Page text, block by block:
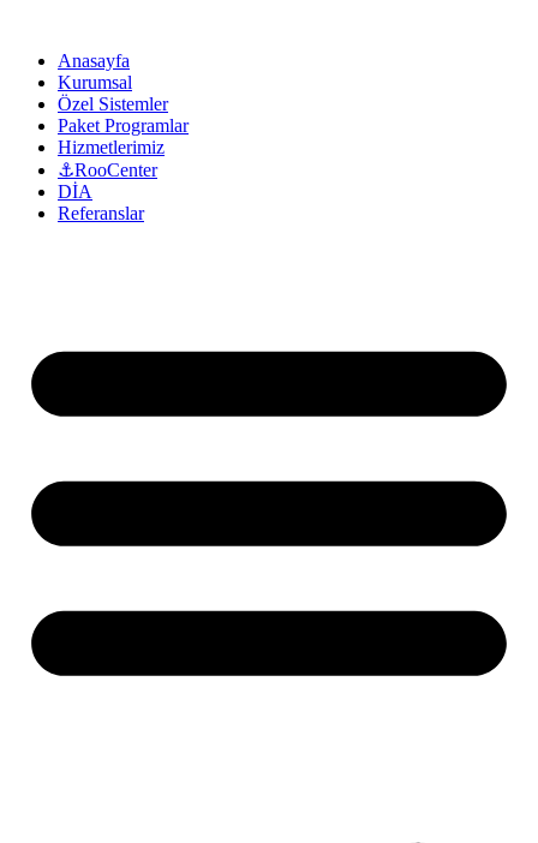
Anasayfa
Kurumsal
Özel Sistemler
Paket Programlar
Hizmetlerimiz
⚓RooCenter
DİA
Referanslar